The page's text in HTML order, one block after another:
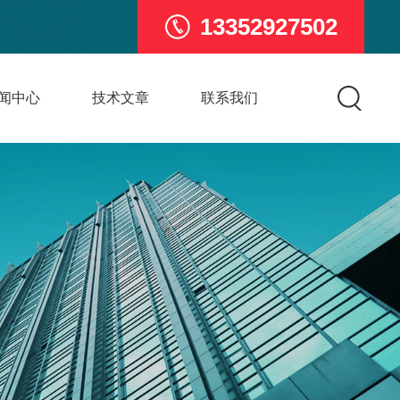
13352927502
中心 技术文章 联系我们